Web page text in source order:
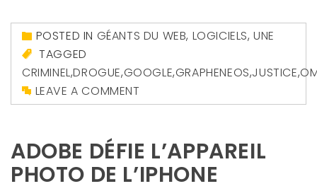
POSTED IN GÉANTS DU WEB, LOGICIELS,UNE
TAGGED
CRIMINEL,DROGUE,GOOGLE,GRAPHENEOS,JUSTICE,
LEAVE A COMMENT
ADOBE DÉFIE L’APPAREIL
PHOTO DE L’IPHONE